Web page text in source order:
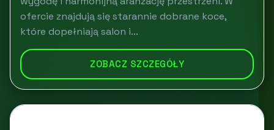
ofercie znajdują się starannie dobrane koce,
które dopełniają salon i...
ZOBACZ SZCZEGÓŁY